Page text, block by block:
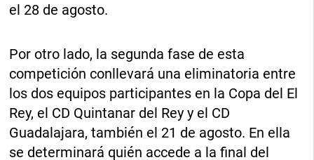
el 28 de agosto.
Por otro lado, la segunda fase de esta
competición conllevará una eliminatoria entre
los dos equipos participantes en la Copa del El
Rey, el CD Quintanar del Rey y el CD
Guadalajara, también el 21 de agosto. En ella
se determinará quién accede a la final del